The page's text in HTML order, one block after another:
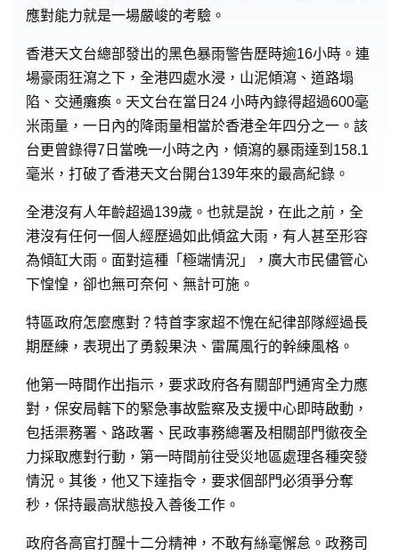
應對能力就是一場嚴峻的考驗。
香港天文台總部發出的黑色暴雨警告歷時逾16小時。連
場豪雨狂瀉之下，全港四處水浸，山泥傾瀉、道路塌
陷、交通癱瘓。天文台在當日24 小時內錄得超過600毫
米雨量，一日內的降雨量相當於香港全年四分之一。該
台更曾錄得7日當晚一小時之內，傾瀉的暴雨達到158.1
毫米，打破了香港天文台開台139年來的最高紀錄。
全港沒有人年齡超過139歲。也就是說，在此之前，全
港沒有任何一個人經歷過如此傾盆大雨，有人甚至形容
為傾缸大雨。面對這種「極端情況」，廣大市民儘管心
下惶惶，卻也無可奈何、無計可施。
特區政府怎麼應對？特首李家超不愧在紀律部隊經過長
期歷練，表現出了勇毅果決、雷厲風行的幹練風格。
他第一時間作出指示，要求政府各有關部門通宵全力應
對，保安局轄下的緊急事故監察及支援中心即時啟動，
包括渠務署、路政署、民政事務總署及相關部門徹夜全
力採取應對行動，第一時間前往受災地區處理各種突發
情況。其後，他又下達指令，要求個部門必須爭分奪
秒，保持最高狀態投入善後工作。
政府各高官打醒十二分精神，不敢有絲毫懈怠。政務司